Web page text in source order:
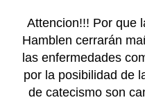
Attencion!!! Por que
Hamblen cerrarán
las enfermedades
por la posibilidad de
de catecismo son